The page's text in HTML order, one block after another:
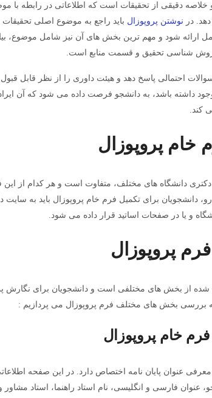
خلاصه دقیقی از تحقیقات است که اطلاعاتی در رابطه با
در نوشتن پروپوزال باید راجع به موضوع اصلی
ارائه شود و مهم ترین بخش های آن نیز شامل موضوع،
روش شناسی تحقیق و قسمت منابع است.
سوالات احتمالی پاسخ دهد و هیئت داوری را از نظر قابل
وجود داشته باشد، به دانشجو فرصت داده می شود که آن
کند.
خام پروپوزال
دانشگاه های مختلف، متفاوت است و هر کدام از این
دانشجویان برای تکمیل فرم خام پروپوزال باید به
و یا در صفحات اساتید قرار داده می شود.
پروپوزال
شده از بخش های مختلفی است و دانشجویان برای نگارش
بررسی بخش های مختلف فرم پروپوزال می پردازیم :
خام پروپوزال
عنوان پایان نامه اختصاص دارد. در این صفحه
عنوان فارسی و انگلیسی، نام استاد راهنما، استاد مشاور